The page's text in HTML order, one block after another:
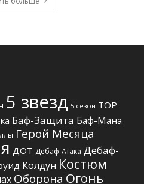
5 звезд 5 сезон TOP
Баф-Защита Баф-Мана
Герой Месяца
ДОТ Дебаф-Атака Дебаф-
Колдун Костюм
Оборона Огонь